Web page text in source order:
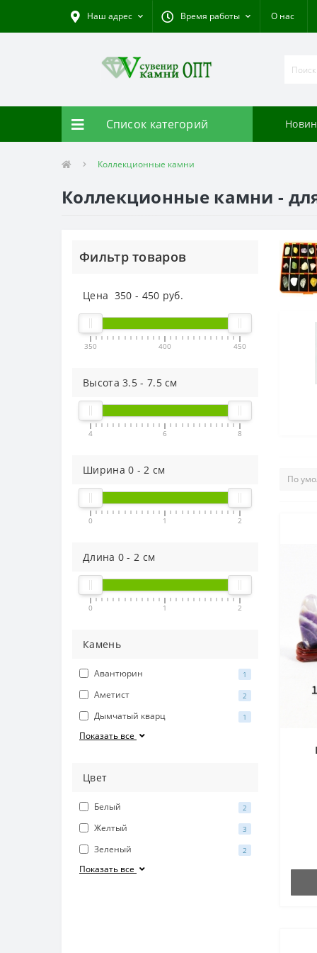
Наш адрес Время работы О нас
Список категорий
Коллекционные камни
Коллекционные камни -
Фильтр товаров
Цена 350 - 450 руб.
350 400 450
Высота3.5 - 7.5см
4 6 8
Ширина0 -2 см
0 1 2
Длина 0 -2 см
0 1 2
Камень
Авантюрин 1
Аметист 2
Дымчатый кварц 1
Показать все
Цвет
Белый 2
Желтый 3
Зеленый 2
Показать все